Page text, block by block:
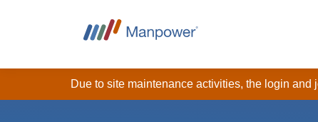
Due to site maintenance activities, the login